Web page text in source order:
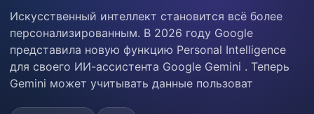
Искусственный интеллект становится всё более
персонализированным. В 2026 году Google
представила новую функцию Personal Intelligence
для своего ИИ-ассистента Google Gemini . Теперь
Gemini может учитывать данные пользоват